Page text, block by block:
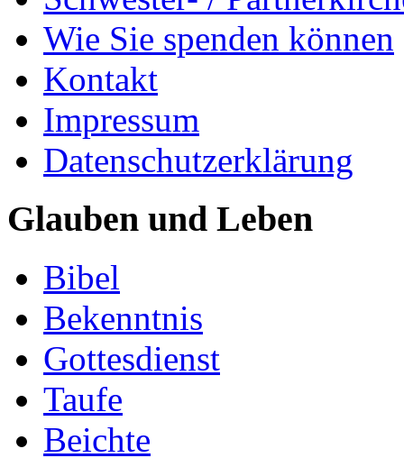
Wie Sie spenden können
Kontakt
Impressum
Datenschutzerklärung
Glauben und Leben
Bibel
Bekenntnis
Gottesdienst
Taufe
Beichte